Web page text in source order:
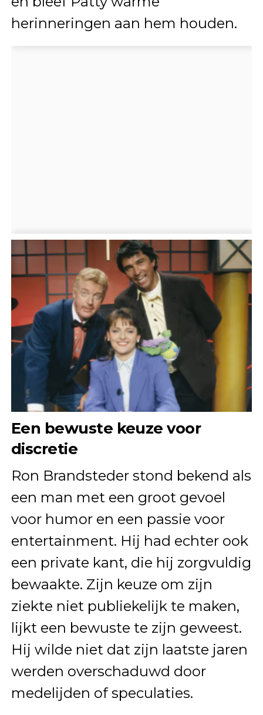
herinneringen aan hem houden.
Een bewuste keuze voor
discretie
Ron Brandsteder stond bekend als
een man met een groot gevoel
voor humor en een passie voor
entertainment. Hij had echter ook
een private kant, die hij zorgvuldig
bewaakte. Zijn keuze om zijn
ziekte niet publiekelijk te maken,
lijkt een bewuste te zijn geweest.
Hij wilde niet dat zijn laatste jaren
werden overschaduwd door
medelijden of speculaties.